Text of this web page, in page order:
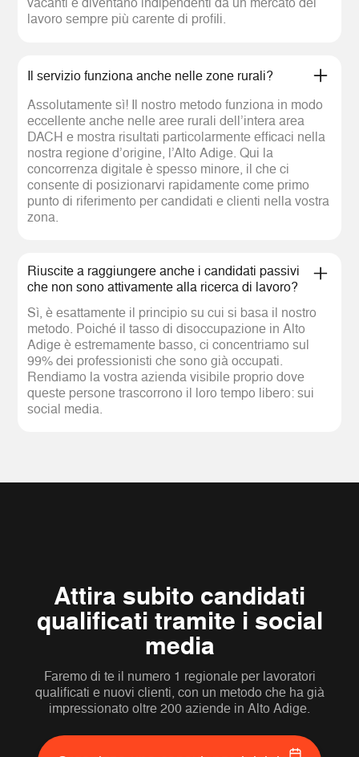
lavoro sempre più carente di profili.
Il servizio funziona anche nelle zone rurali?
Assolutamente sì! Il nostro metodo funziona in modo
eccellente anche nelle aree rurali dell’intera area
DACH e mostra risultati particolarmente efficaci nella
nostra regione d’origine, l’Alto Adige. Qui la
concorrenza digitale è spesso minore, il che ci
consente di posizionarvi rapidamente come primo
punto di riferimento per candidati e clienti nella vostra
zona.
Riuscite a raggiungere anche i candidati passivi
che non sono attivamente alla ricerca di lavoro?
Sì, è esattamente il principio su cui si basa il nostro
metodo. Poiché il tasso di disoccupazione in Alto
Adige è estremamente basso, ci concentriamo sul
99% dei professionisti che sono già occupati.
Rendiamo la vostra azienda visibile proprio dove
queste persone trascorrono il loro tempo libero: sui
social media.
Attira subito candidati
qualificati tramite i social
media
Faremo di te il numero 1 regionale per lavoratori
qualificati e nuovi clienti, con un metodo che ha già
impressionato oltre 200 aziende in Alto Adige.